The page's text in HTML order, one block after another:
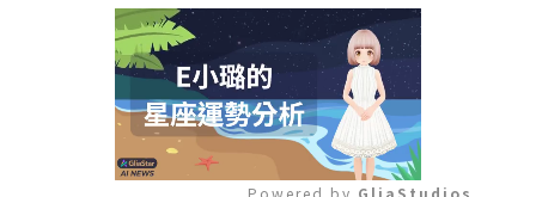
Powered by GliaStudios